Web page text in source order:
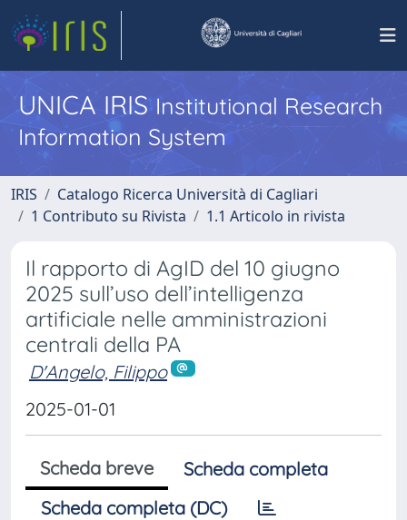
UNICA IRISInstitutional Research
Information System
IRIS
Catalogo Ricerca Università di Cagliari
1 Contributo su Rivista
1.1 Articolo in rivista
Il rapporto di AgID del 10 giugno
2025 sull’uso dell’intelligenza
artificiale nelle amministrazioni
centrali della PA
D'Angelo, Filippo
2025-01-01
Scheda breve
Scheda completa
Scheda completa (DC)